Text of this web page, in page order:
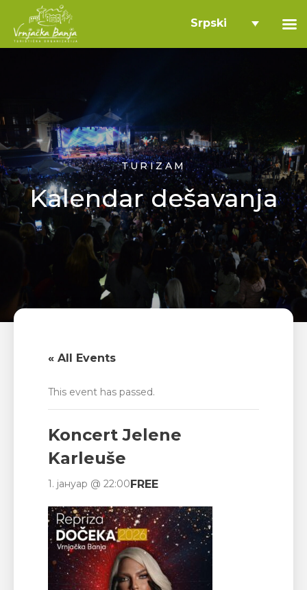
TURIZAM
Kalendar dešavanja
« All Events
This event has passed.
Koncert Jelene
Karleuše
1. јануар @ 22:00FREE
Srpski